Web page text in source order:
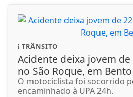
TRÂNSITO
Acidente deixa jovem
no São Roque, em Bento
O motociclista foi socorrido
encaminhado à UPA 24h.